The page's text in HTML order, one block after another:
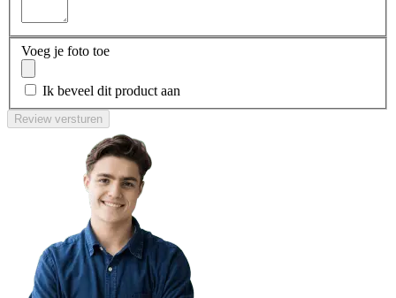
Voeg je foto toe
Ik beveel dit product aan
Review versturen